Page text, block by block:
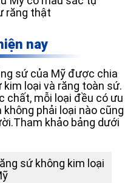
răng thật
nay
sứ của Mỹ được chia
kim loại và răng toàn sứ.
chất, mỗi loại đều có ưu
phải loại nào cũng
khảo bảng dưới
sứ không kim loại